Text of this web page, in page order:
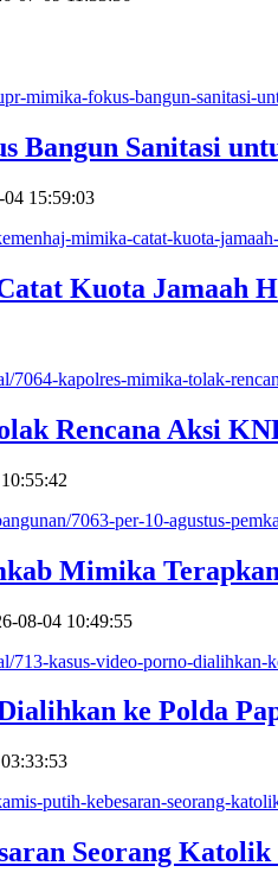
Bangun Sanitasi
04 15:59:03
Kuota Jamaah
Rencana Aksi
Mimika
08-04 10:49:55
ke Polda
Seorang